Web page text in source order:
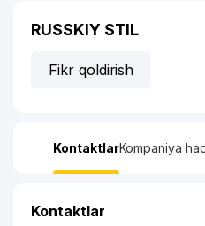
RUSSKIY STIL
Fikr qoldirish
KontaktlarKompaniya
Kontaktlar